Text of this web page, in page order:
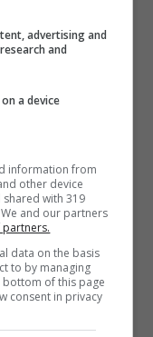
Storia Instagram)
advertising and
and
a device
information from
other device
with 319
and our partners
partners.
data on the basis
to by managing
of this page
consent in privacy